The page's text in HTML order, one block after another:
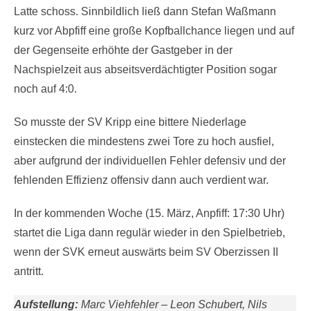
Latte schoss. Sinnbildlich ließ dann Stefan Waßmann
kurz vor Abpfiff eine große Kopfballchance liegen und auf
der Gegenseite erhöhte der Gastgeber in der
Nachspielzeit aus abseitsverdächtigter Position sogar
noch auf 4:0.
So musste der SV Kripp eine bittere Niederlage
einstecken die mindestens zwei Tore zu hoch ausfiel,
aber aufgrund der individuellen Fehler defensiv und der
fehlenden Effizienz offensiv dann auch verdient war.
In der kommenden Woche (15. März, Anpfiff: 17:30 Uhr)
startet die Liga dann regulär wieder in den Spielbetrieb,
wenn der SVK erneut auswärts beim SV Oberzissen II
antritt.
Aufstellung: Marc Viehfehler – Leon Schubert, Nils